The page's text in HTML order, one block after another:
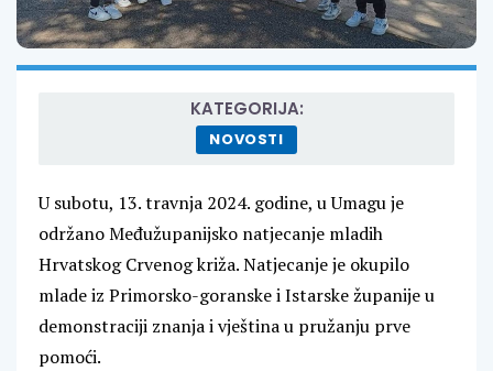
KATEGORIJA:
NOVOSTI
U subotu, 13. travnja 2024. godine, u Umagu je
održano Međužupanijsko natjecanje mladih
Hrvatskog Crvenog križa. Natjecanje je okupilo
mlade iz Primorsko-goranske i Istarske županije u
demonstraciji znanja i vještina u pružanju prve
pomoći.